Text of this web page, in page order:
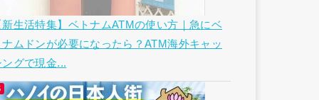
新生活特集】ベトナムATMの使い方｜急にベ
ナムドンが必要になったら？ATM海外キャッ
ングで現金...